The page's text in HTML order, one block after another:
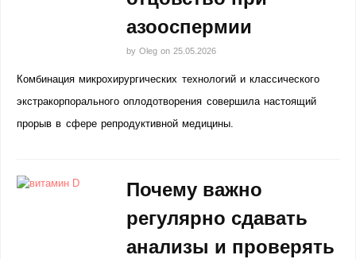
азооспермии
by Oleg on 25.05.2026
Комбинация микрохирургических технологий и классического
экстракорпорального оплодотворения совершила настоящий
прорыв в сфере репродуктивной медицины.
Почему важно
регулярно сдавать
анализы и проверять